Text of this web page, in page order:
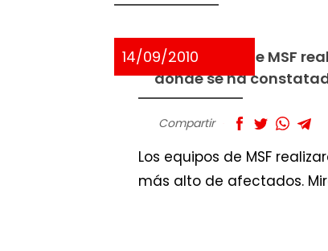
14/09/2010
Los equipos de MSF
donde se ha
Compartir
Los equipos de MSF
más alto de afectados.